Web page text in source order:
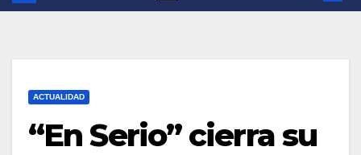
ACTUALIDAD
“En Serio” cierra su